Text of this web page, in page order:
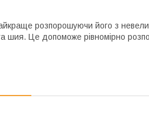
розпорошуючи його з
шия. Це допоможе рівномірно